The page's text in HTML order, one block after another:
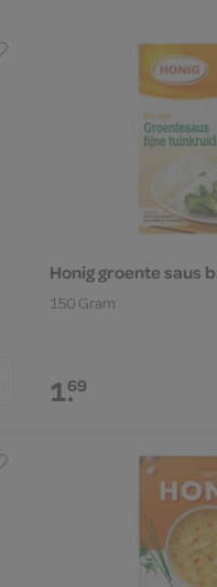
Honig groente saus
150 Gram
1.69